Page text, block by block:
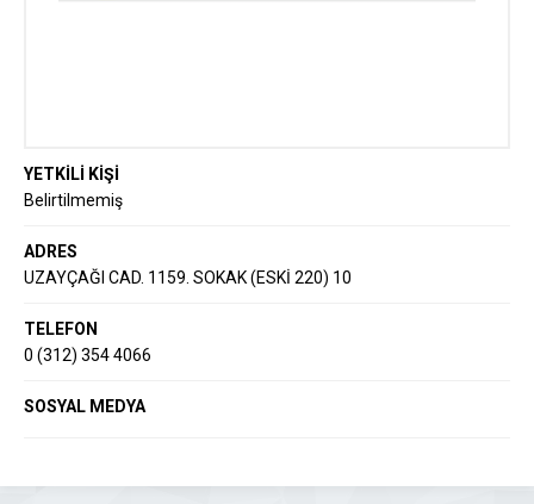
YETKİLİ KİŞİ
Belirtilmemiş
ADRES
UZAYÇAĞI CAD. 1159. SOKAK (ESKİ 220) 10
TELEFON
0 (312) 354 4066
SOSYAL MEDYA